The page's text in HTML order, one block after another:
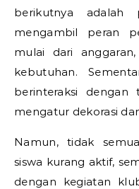
berikutnya adalah
mengambil peran
mulai dari
kebutuhan.
berinteraksi dengan
mengatur dekorasi
Namun, tidak
siswa kurang aktif,
dengan kegiatan